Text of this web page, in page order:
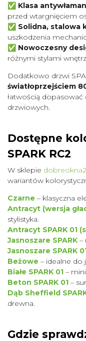
✅ Klasa
przed wtargnięciem
✅ Solidna, stalowa
uszkodzenia
✅ Nowoczesny
różnymi stylami
Dodatkowo drzwi
światłoprzejściem
łatwością
drzwiowych.
Dostępne
SPARK RC2
W sklepie
wariantów
Czarne – klasyczna
Antracyt (wersja
stylistyka.
Antracyt SPARK 01
Jasnoszare SPARK –
Jasnoszare SPARK
Beżowe – idealne do
Białe SPARK 01 –
Beton SPARK 01 –
Dąb Sheffield
drewna.
Gdzie